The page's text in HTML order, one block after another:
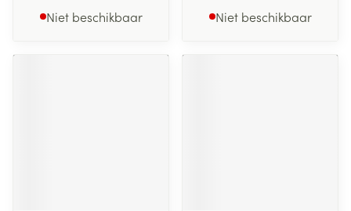
Niet beschikbaar Niet beschikbaar